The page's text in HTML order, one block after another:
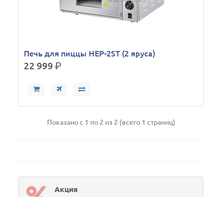
Печь для пиццы HEP-2ST (2 яруса)
22 999р.
Показано с 1 по 2 из 2 (всего 1 страниц)
Акция